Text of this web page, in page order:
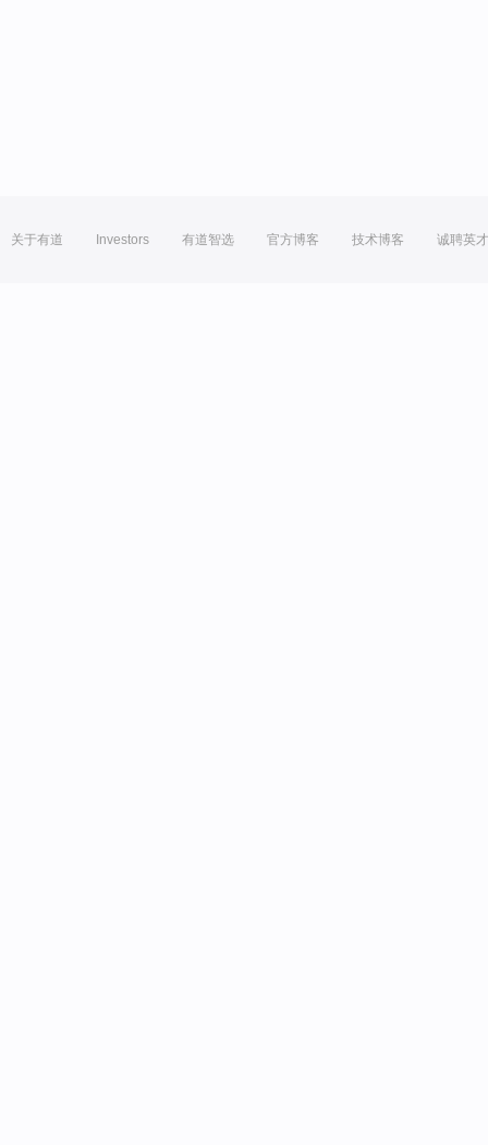
关于有道 Investors 有道智选 官方博客 技术博客 诚聘英才